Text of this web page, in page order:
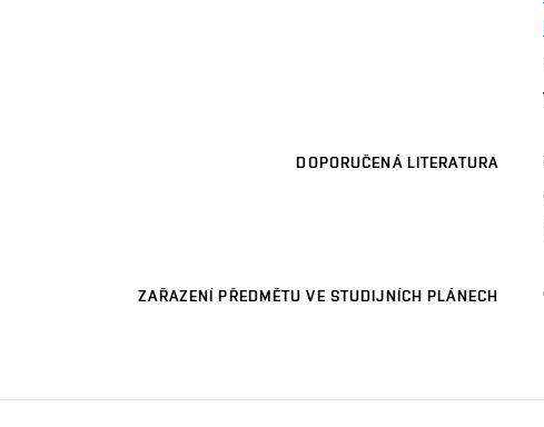
DOPORUČENÁ LITERATURA
ZAŘAZENÍ PŘEDMĚTU VE STUDIJNÍCH PLÁNECH